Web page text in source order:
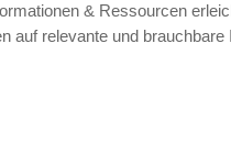
& Ressourcen
auf relevante und brauchbare